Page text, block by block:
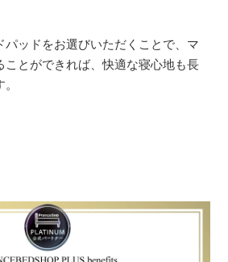
パッドをお選びいただくことで、マ
ことができれば、快適な寝心地も長